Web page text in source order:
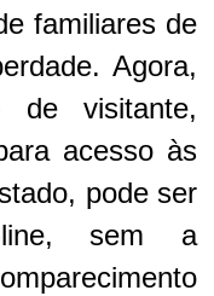
familiares de
Agora,
de visitante,
acesso às
pode ser
sem a